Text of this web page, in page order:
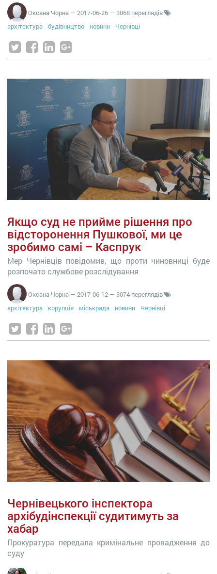
Оксана Чорна — 2017-06-26 — 3068 переглядів
архітектура
будівництво новини Чернівці
Якщо суд не прийме рішення про
відсторонення Пушкової, ми це
зробимо самі – Каспрук
Мер Чернівців повідомив, що проти чиновниці буде
розпочато службове розслідування
Оксана Чорна — 2017-06-12 — 3074 переглядів
архітектура
корупція міськрада новини Чернівці
Чернівецького інспектора
архібудінспекції судитимуть за
хабар
Прокуратура передала кримінальне провадження до
суду